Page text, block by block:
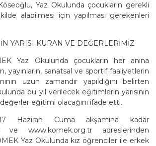
Yaz Okulunda çocukların gerekli
alabilmesi için yapılması gerekenleri
YARISI KURAN VE DEĞERLERİMİZ
Yaz Okulunda çocukların her anına
yayınların, sanatsal ve sportif faaliyetlerin
uzun zamandır yapıldığını belirten
bu yıl verilecek eğitimlerin yarısının
değerler eğitimi olacağını ifade etti.
17 Haziran Cuma akşamına kadar
ve www.komek.org.tr adreslerinden
Yaz Okulunda kız öğrenciler ile erkek